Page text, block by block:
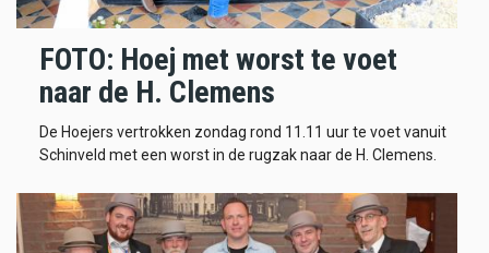
FOTO: Hoej met worst te voet
naar de H. Clemens
De Hoejers vertrokken zondag rond 11.11 uur te voet vanuit
Schinveld met een worst in de rugzak naar de H. Clemens.